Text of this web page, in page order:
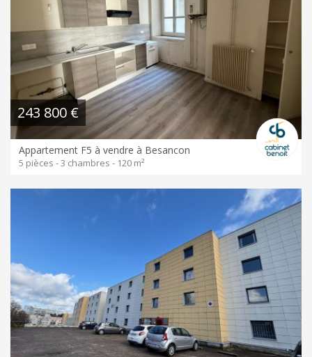
243 800 €
Appartement F5 à vendre à Besancon
5 pièces - 3 chambres - 120 m²